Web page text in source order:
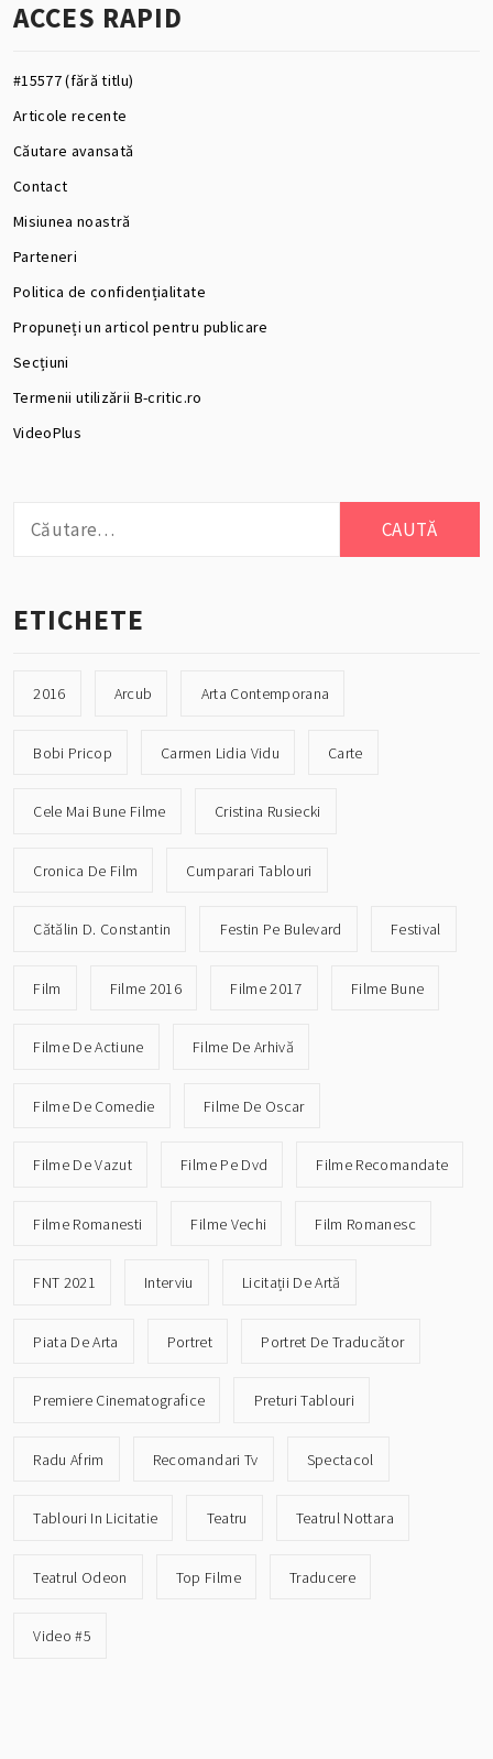
ACCES RAPID
#15577 (fără titlu)
Articole recente
Căutare avansată
Contact
Misiunea noastră
Parteneri
Politica de confidențialitate
Propuneți un articol pentru publicare
Secțiuni
Termenii utilizării B-critic.ro
VideoPlus
după:
ETICHETE
2016 Arcub Arta Contemporana
Bobi Pricop Carmen Lidia Vidu Carte
Cele Mai Bune Filme Cristina Rusiecki
Cronica De Film Cumparari Tablouri
Cătălin D. Constantin Festin Pe Bulevard Festival
Film Filme 2016 Filme 2017 Filme Bune
Filme De Actiune Filme De Arhivă
Filme De Comedie Filme De Oscar
Filme De Vazut Filme Pe Dvd Filme Recomandate
Filme Romanesti Filme Vechi Film Romanesc
FNT 2021 Interviu Licitații De Artă
Piata De Arta Portret Portret De Traducător
Premiere Cinematografice Preturi Tablouri
Radu Afrim Recomandari Tv Spectacol
Tablouri In Licitatie Teatru Teatrul Nottara
Teatrul Odeon Top Filme Traducere
Video #5